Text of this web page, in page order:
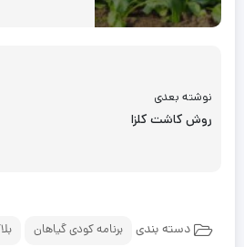
نوشته بعدی
روش کاشت کلزا
دسته بندی برنامه کودی گیاهان